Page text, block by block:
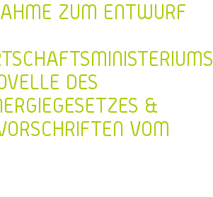
ZUM ENTWURF
DES
&
VOM